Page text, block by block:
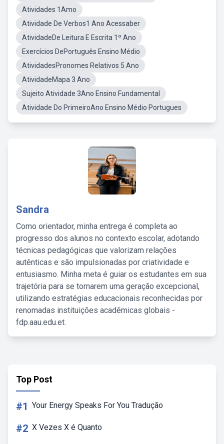
Atividades 1Amo
Atividade De Verbos1 Ano Acessaber
AtividadeDe Leitura E Escrita 1º Ano
Exercícios DePortuguês Ensino Médio
AtividadesPronomes Relativos 5 Ano
AtividadeMapa 3 Ano
Sujeito Atividade 3Ano Ensino Fundamental
Atividade Do PrimeiroAno Ensino Médio Portugues
Sandra
Como orientador, minha entrega é completa ao
progresso dos alunos no contexto escolar, adotando
técnicas pedagógicas que valorizam relações
autênticas e são impulsionadas por criatividade e
entusiasmo. Minha meta é guiar os estudantes em sua
trajetória para se tornarem uma geração excepcional,
utilizando estratégias educacionais reconhecidas por
renomadas instituições acadêmicas globais -
fdp.aau.edu.et.
Top Post
#1 Your Energy Speaks For You Tradução
#2 X Vezes X é Quanto